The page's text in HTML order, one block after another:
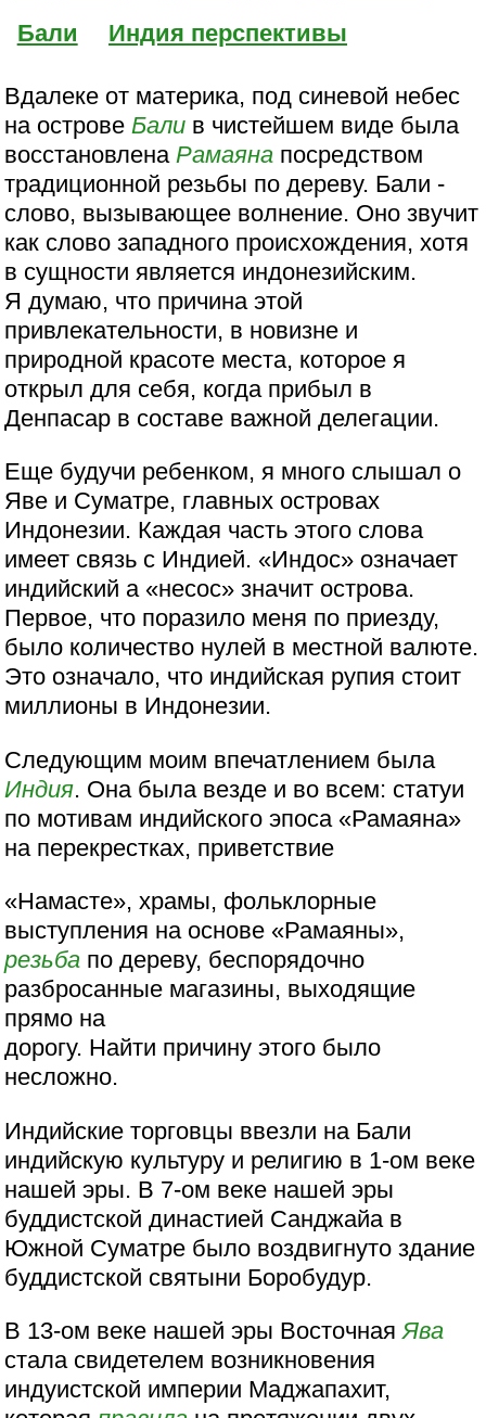
Бали
Индия перспективы
Вдалеке от материка, под синевой небес
на острове Бали в чистейшем виде была
восстановлена Рамаяна посредством
традиционной резьбы по дереву. Бали -
слово, вызывающее волнение. Оно звучит
как слово западного происхождения, хотя
в сущности является индонезийским.
Я думаю, что причина этой
привлекательности, в новизне и
природной красоте места, которое я
открыл для себя, когда прибыл в
Денпасар в составе важной делегации.
Еще будучи ребенком, я много слышал о
Яве и Суматре, главных островах
Индонезии. Каждая часть этого слова
имеет связь с Индией. «Индос» означает
индийский а «несос» значит острова.
Первое, что поразило меня по приезду,
было количество нулей в местной валюте.
Это означало, что индийская рупия стоит
миллионы в Индонезии.
Следующим моим впечатлением была
Индия. Она была везде и во всем: статуи
по мотивам индийского эпоса «Рамаяна»
на перекрестках, приветствие
«Намасте», храмы, фольклорные
выступления на основе «Рамаяны»,
резьба по дереву, беспорядочно
разбросанные магазины, выходящие
прямо на
дорогу. Найти причину этого было
несложно.
Индийские торговцы ввезли на Бали
индийскую культуру и религию в 1-ом веке
нашей эры. В 7-ом веке нашей эры
буддистской династией Санджайа в
Южной Суматре было воздвигнуто здание
буддистской святыни Боробудур.
В 13-ом веке нашей эры ВосточнаяЯва
стала свидетелем возникновения
индуистской империи Маджапахит,